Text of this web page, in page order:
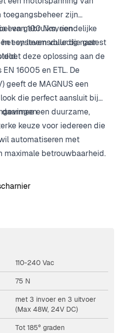
toegangsbeheer zijn
een gebruiksvriendelijke
systeem volledig naar
van 100 Nm, een
een levensduur die getest
deze oplossing aan de
16005 en ETL. De
geeft de MAGNUS een
die perfect aansluit bij
een duurzame,
keuze voor iedereen die
automatiseren met
maximale betrouwbaarheid.
110-240 Vac
75 N
met 3 invoer en 3 uitvoer
(Max 48W, 24V DC)
Tot 185° graden